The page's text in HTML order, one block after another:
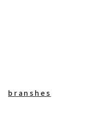
branshes